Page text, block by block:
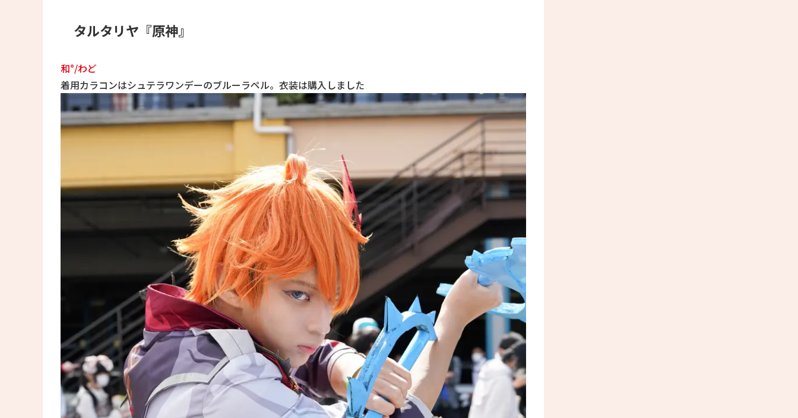
タルタリヤ『原神』
和°/わど
着用カラコンはシュテラワンデーのブルーラペル。衣装は購入しました